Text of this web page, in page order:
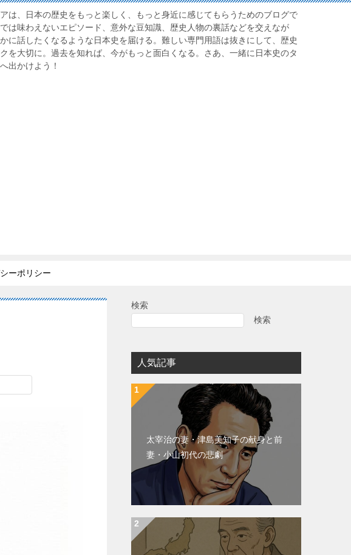
は、日本の歴史をもっと楽しく、もっと身近に感じてもらうためのブログで
は味わえないエピソード、意外な豆知識、歴史人物の裏話などを交えなが
に話したくなるような日本史を届ける。難しい専門用語は抜きにして、歴史
を大切に。過去を知れば、今がもっと面白くなる。さあ、一緒に日本史のタ
出かけよう！
ーポリシー
検索
検索
人気記事
太宰治の妻・津島美知子の献身と前
妻・小山初代の悲劇